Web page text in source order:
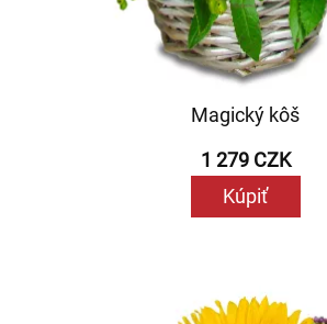
Magický kôš
1 279 CZK
Kúpiť